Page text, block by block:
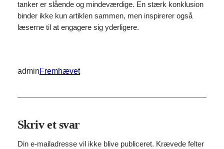
tanker er slående og mindeværdige. En stærk konklusion
binder ikke kun artiklen sammen, men inspirerer også
læserne til at engagere sig yderligere.
adminFremhævet
Skriv et svar
Din e-mailadresse vil ikke blive publiceret. Krævede felter